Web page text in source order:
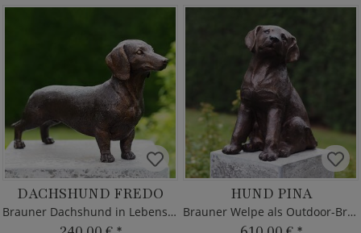
DACHSHUND FREDO
Brauner Dachshund in Lebensgröße
HUND PINA
Brauner Welpe als Outdoor-Bronzes